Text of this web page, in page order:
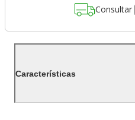
Consultar
Características